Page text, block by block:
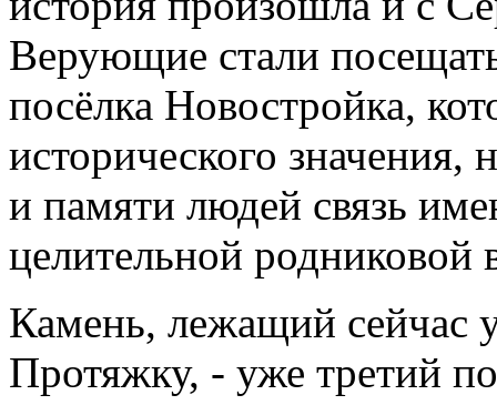
Верующие стали
посёлка Новостройка,
исторического значения,
и памяти людей связь
целительной родниковой
Камень, лежащий сейчас
Протяжку, - уже третий